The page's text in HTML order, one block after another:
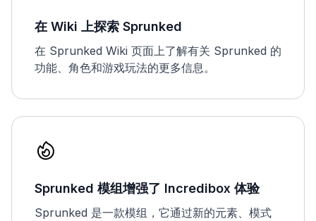
在 Wiki 上探索 Sprunked
在 Sprunked Wiki 页面上了解有关 Sprunked 的
功能、角色和游戏玩法的更多信息。
Sprunked 模组增强了 Incredibox 体验
Sprunked 是一款模组，它通过新的元素、模式